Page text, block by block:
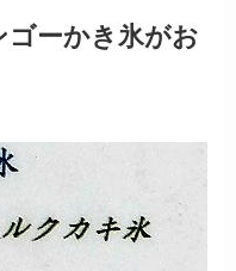
ゴーかき氷がお